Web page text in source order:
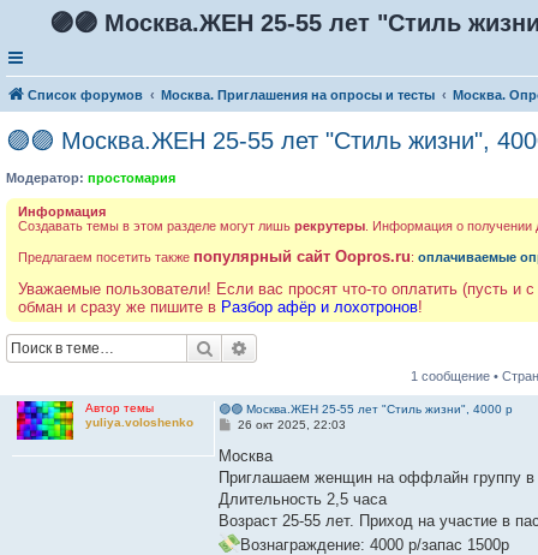
🟣🟣 Москва.ЖЕН 25-55 лет "Стиль
Список форумов Москва. Приглашения на опросы и тесты Москва.
🟣🟣 Москва.ЖЕН 25-55 лет "Стиль жизни",
Модератор: простомария
Информация
Создавать темы в этом разделе могут лишь рекрутеры . Информация о получении
Предлагаем посетить также популярный сайт Oopros.ru: оплачиваемые
Уважаемые пользователи! Если вас просят что-то оплатить (пусть и
обман и сразу же пишите в Разбор афёр и лохотронов!
Поиск
1 сообщение •
Автор темы
yuliya.voloshenko
🟣🟣 Москва.ЖЕН 25-55 лет "Стиль жизни", 4000 р
С
о
щ
е
и
е
26 окт 2025, 22:03
Москва
Приглашаем женщин на оффлайн группу
Длительность 2,5 часа
Возраст 25-55 лет. Приход на участие в
Вознаграждение: 4000 р/запас 1500р